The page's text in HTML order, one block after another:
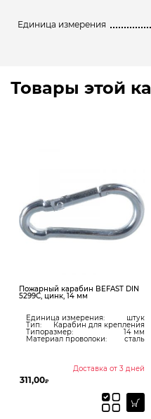
Единица измерения
Товары этой
Пожарный карабин BEFAST DIN
5299C, цинк, 14 мм
Единица измерения: штук
Тип: Карабин для крепления
Типоразмер: 14 мм
Материал проволоки: сталь
Доставка от 3 дней
311,00₽